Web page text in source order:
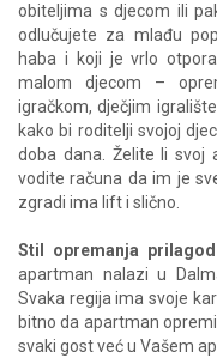
obiteljima s djecom ili
odlučujete za mlađu
haba i koji je vrlo
malom djecom –
igračkom, dječjim
kako bi roditelji svojoj
doba dana. Želite li svoj
vodite računa da im je
zgradi ima lift i slično.
Stil opremanja
apartman nalazi u
Svaka regija ima svoje
bitno da apartman
svaki gost već u Vašem